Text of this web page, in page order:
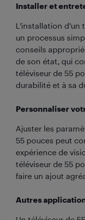
Installer et
L'installation d'un
un processus
conseils
de son état, qui
téléviseur de 55
durabilité et à sa
Personnaliser
Ajuster les
55 pouces peut
expérience de
téléviseur de 55
faire un ajout
Autres